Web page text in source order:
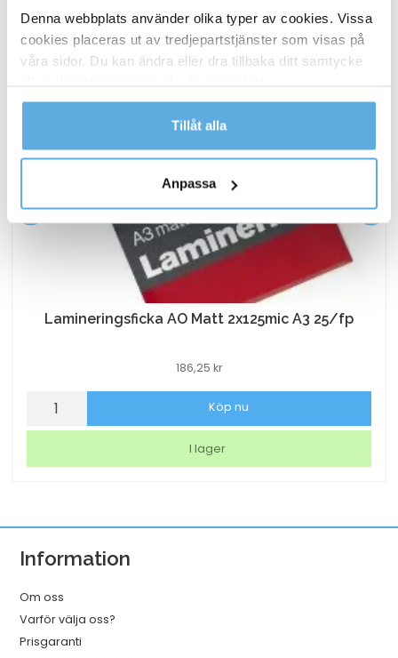
Denna webbplats använder olika typer av cookies. Vissa
cookies placeras ut av tredjepartstjänster som visas på
våra sidor. Du kan ändra eller dra tillbaka ditt samtycke
Läs mer i vår integritetspolicy om vilka vi är, hur du
kontaktar oss och på vilket sätt vi behandlar
Tillåt alla
Anpassa
Lamineringsficka AO Matt 2x125mic A3 25/fp
186,25 kr
Lamineringsficka
2x125mic
mängd
Köp nu
I lager
Information
Om oss
Varför välja oss?
Prisgaranti